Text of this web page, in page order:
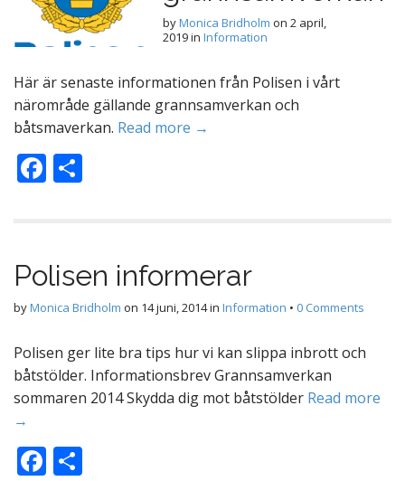
byMonica Bridholm on 2 april,
2019in Information
Här är senaste informationen från Polisen i vårt
närområde gällande grannsamverkan och
båtsmaverkan. Read more →
F
b
o
o
k
Polisen informerar
byMonica Bridholm on 14 juni, 2014in Information • 0 Comments
Polisen ger lite bra tips hur vi kan slippa inbrott och
båtstölder. Informationsbrev Grannsamverkan
sommaren 2014 Skydda dig mot båtstölder Read more
→
F